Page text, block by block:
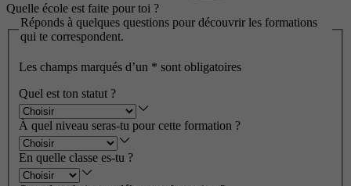
Quelle école est faite pour toi ?
Réponds à quelques questions pour découvrir les formations
qui te correspondent.
Les champs marqués d’un * sont obligatoires
Quel est ton statut ?
À quel niveau seras-tu pour cette formation ?
En quelle classe es-tu ?